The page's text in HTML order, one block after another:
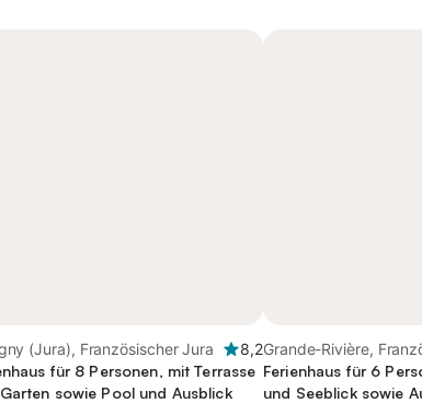
(Jura), Französischer Jura
8,2
für 8 Personen, mit Terrasse
sowie Pool und Ausblick
Grande-Rivière,
Ferienhaus für 6
und Seeblick sowie